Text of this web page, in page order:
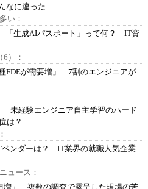
なに違った
い：
「生成AIパスポート」って何？ IT資
）：
FDEが需要増」 7割のエンジニアが
未経験エンジニア自主学習のハード
は？
ベンダーは？ IT業界の就職人気企業
ュース：
増」 複数の調査で露呈した現場の苦